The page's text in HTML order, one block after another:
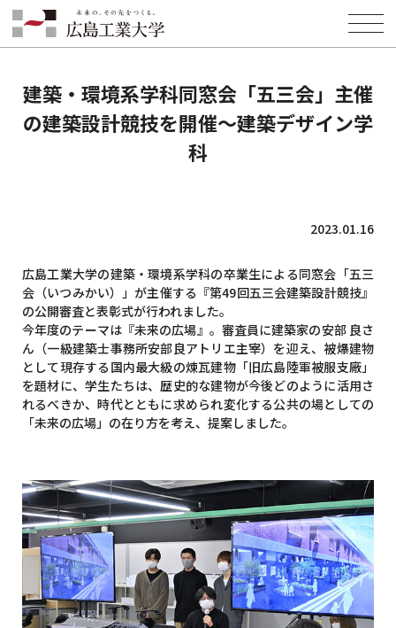
HOME INFORMATION
建築・環境系学科同窓会「五三会」主催の建築設計競技を開催～建築デ
ザイン学科
建築・環境系学科同窓会「五三会」主催
の建築設計競技を開催～建築デザイン学
科
2023.01.16
広島工業大学の建築・環境系学科の卒業生による同窓会「五三
会（いつみかい）」が主催する『第49回五三会建築設計競技』
の公開審査と表彰式が行われました。
今年度のテーマは『未来の広場』。審査員に建築家の安部 良さ
ん（⼀級建築士事務所安部良アトリエ主宰）を迎え、被爆建物
として現存する国内最大級の煉瓦建物「旧広島陸軍被服支廠」
を題材に、学生たちは、歴史的な建物が今後どのように活用さ
れるべきか、時代とともに求められ変化する公共の場としての
「未来の広場」の在り方を考え、提案しました。